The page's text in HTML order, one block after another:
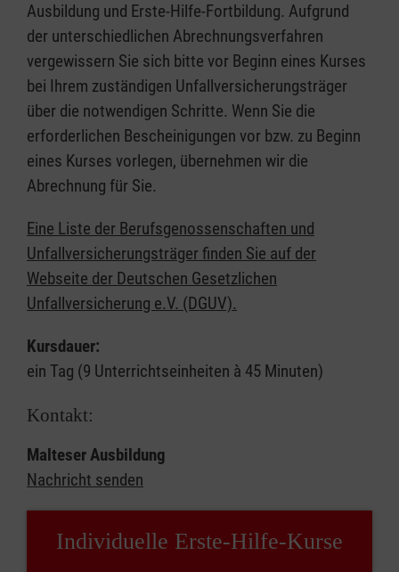
Ausbildung und Erste-Hilfe-Fortbildung. Aufgrund
der unterschiedlichen Abrechnungsverfahren
vergewissern Sie sich bitte vor Beginn eines Kurses
bei Ihrem zuständigen Unfallversicherungsträger
über die notwendigen Schritte. Wenn Sie die
erforderlichen Bescheinigungen vor bzw. zu Beginn
eines Kurses vorlegen, übernehmen wir die
Abrechnung für Sie.
Eine Liste der Berufsgenossenschaften und
Unfallversicherungsträger finden Sie auf der
Webseite der Deutschen Gesetzlichen
Unfallversicherung e.V. (DGUV).
Kursdauer:
ein Tag (9 Unterrichtseinheiten à 45 Minuten)
Kontakt:
Malteser Ausbildung
Nachricht senden
Individuelle Erste-Hilfe-Kurse